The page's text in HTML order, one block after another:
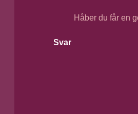
Håber du får en
Svar